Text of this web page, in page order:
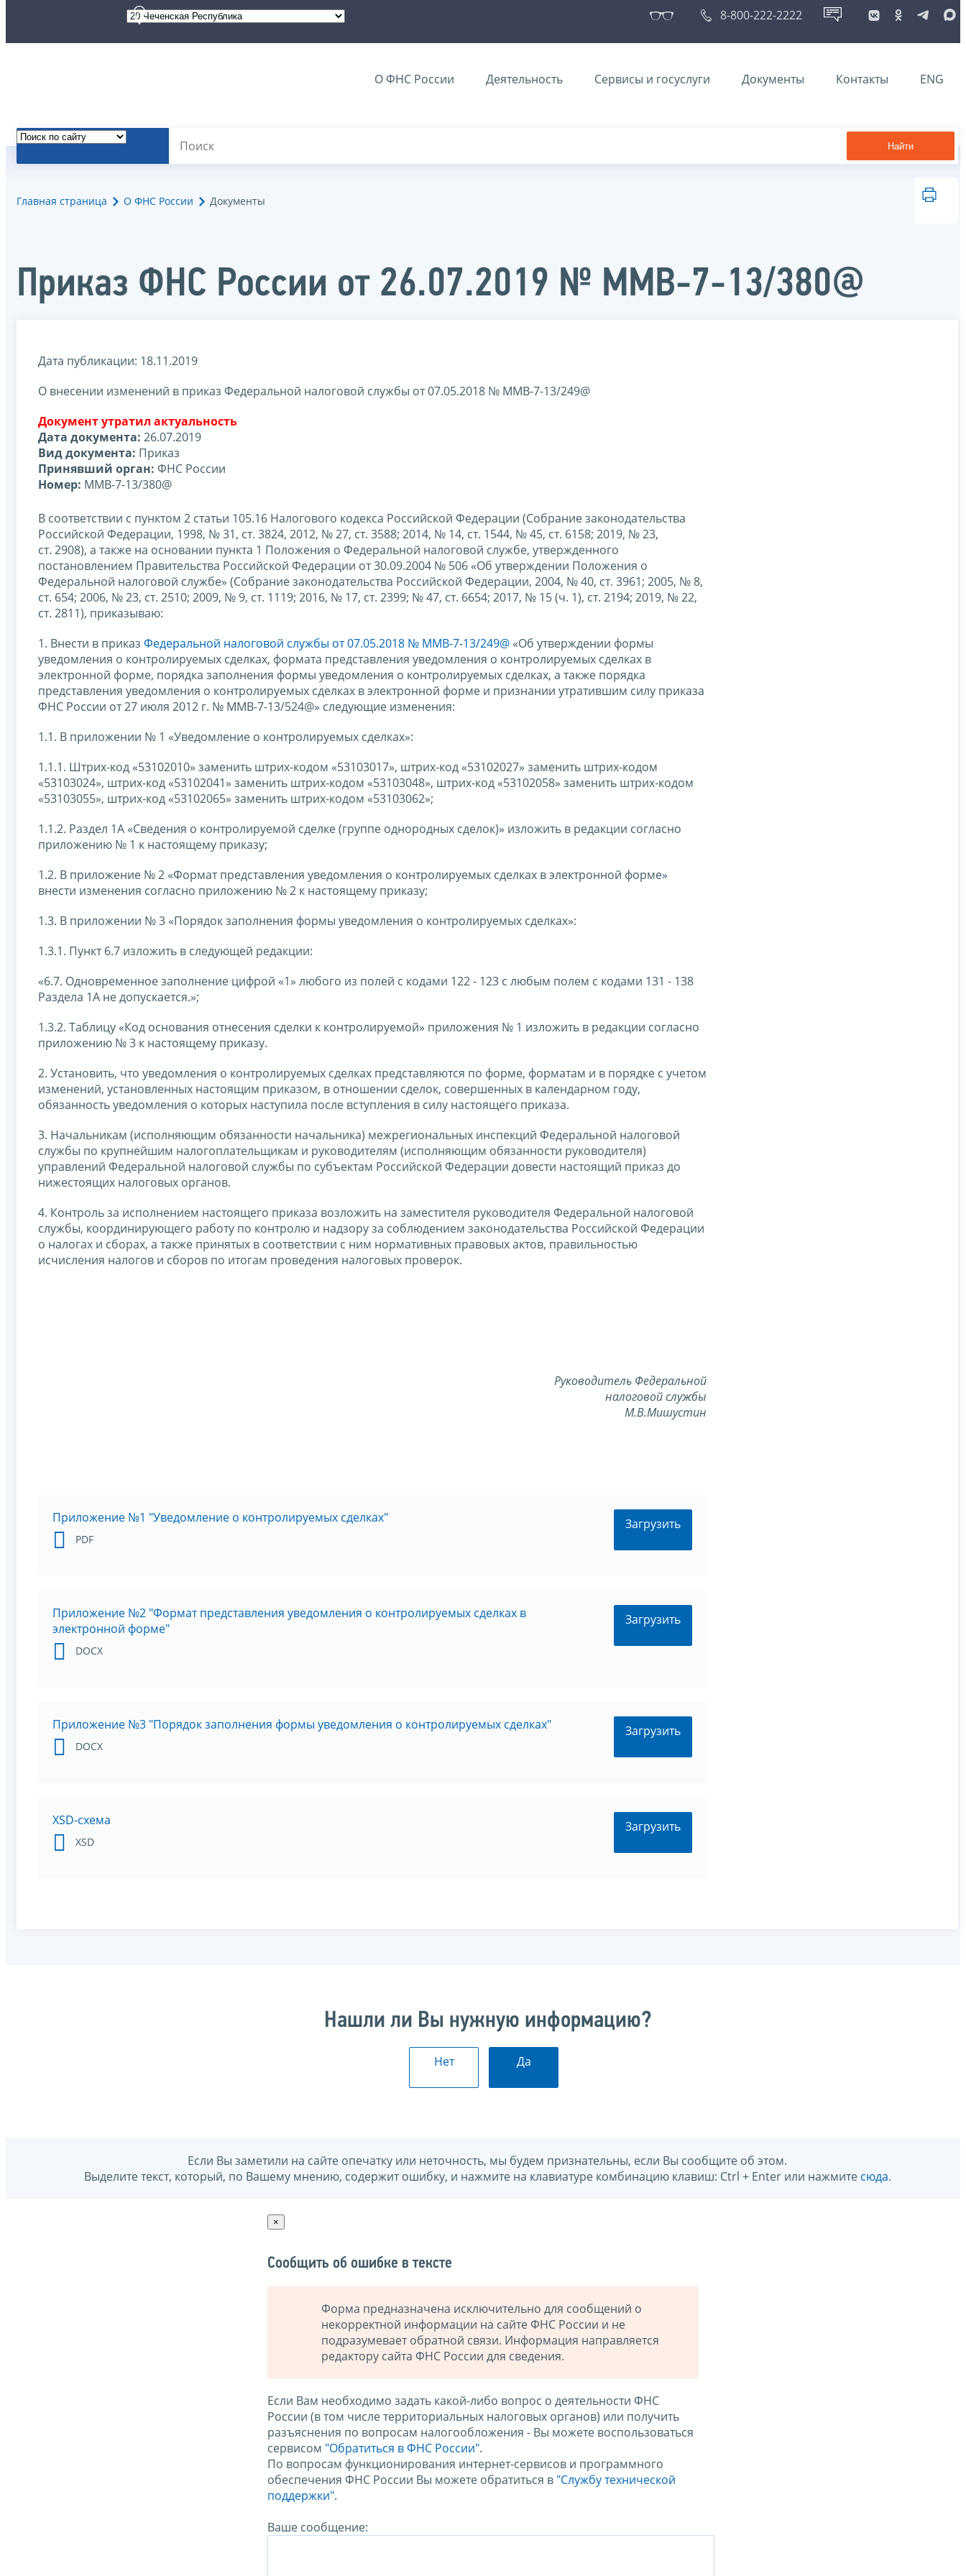
8-800-222-2222
О ФНС России Деятельность Сервисы и госуслуги Документы Контакты ENG
Найти
Главная страница О ФНС России Документы
Приказ ФНС России от 26.07.2019 № ММВ-7-13/380@
Дата публикации: 18.11.2019
О внесении изменений в приказ Федеральной налоговой службы от 07.05.2018 № ММВ-7-13/249@
Документ утратил актуальность
Дата документа: 26.07.2019
Вид документа: Приказ
Принявший орган: ФНС России
Номер: ММВ-7-13/380@
В соответствии с пунктом 2 статьи 105.16 Налогового кодекса Российской Федерации (Собрание законодательства
Российской Федерации, 1998, № 31, ст. 3824, 2012, № 27, ст. 3588; 2014, № 14, ст. 1544, № 45, ст. 6158; 2019, № 23,
ст. 2908), а также на основании пункта 1 Положения о Федеральной налоговой службе, утвержденного
постановлением Правительства Российской Федерации от 30.09.2004 № 506 «Об утверждении Положения о
Федеральной налоговой службе» (Собрание законодательства Российской Федерации, 2004, № 40, ст. 3961; 2005, № 8,
ст. 654; 2006, № 23, ст. 2510; 2009, № 9, ст. 1119; 2016, № 17, ст. 2399; № 47, ст. 6654; 2017, № 15 (ч. 1), ст. 2194; 2019, № 22,
ст. 2811), приказываю:
1. Внести в приказ Федеральной налоговой службы от 07.05.2018 № ММВ-7-13/249@ «Об утверждении формы
уведомления о контролируемых сделках, формата представления уведомления о контролируемых сделках в
электронной форме, порядка заполнения формы уведомления о контролируемых сделках, а также порядка
представления уведомления о контролируемых сделках в электронной форме и признании утратившим силу приказа
ФНС России от 27 июля 2012 г. № ММВ-7-13/524@» следующие изменения:
1.1. В приложении № 1 «Уведомление о контролируемых сделках»:
1.1.1. Штрих-код «53102010» заменить штрих-кодом «53103017», штрих-код «53102027» заменить штрих-кодом
«53103024», штрих-код «53102041» заменить штрих-кодом «53103048», штрих-код «53102058» заменить штрих-кодом
«53103055», штрих-код «53102065» заменить штрих-кодом «53103062»;
1.1.2. Раздел 1А «Сведения о контролируемой сделке (группе однородных сделок)» изложить в редакции согласно
приложению № 1 к настоящему приказу;
1.2. В приложение № 2 «Формат представления уведомления о контролируемых сделках в электронной форме»
внести изменения согласно приложению № 2 к настоящему приказу;
1.3. В приложении № 3 «Порядок заполнения формы уведомления о контролируемых сделках»:
1.3.1. Пункт 6.7 изложить в следующей редакции:
«6.7. Одновременное заполнение цифрой «1» любого из полей с кодами 122 - 123 с любым полем с кодами 131 - 138
Раздела 1А не допускается.»;
1.3.2. Таблицу «Код основания отнесения сделки к контролируемой» приложения № 1 изложить в редакции согласно
приложению № 3 к настоящему приказу.
2. Установить, что уведомления о контролируемых сделках представляются по форме, форматам и в порядке с учетом
изменений, установленных настоящим приказом, в отношении сделок, совершенных в календарном году,
обязанность уведомления о которых наступила после вступления в силу настоящего приказа.
3. Начальникам (исполняющим обязанности начальника) межрегиональных инспекций Федеральной налоговой
службы по крупнейшим налогоплательщикам и руководителям (исполняющим обязанности руководителя)
управлений Федеральной налоговой службы по субъектам Российской Федерации довести настоящий приказ до
нижестоящих налоговых органов.
4. Контроль за исполнением настоящего приказа возложить на заместителя руководителя Федеральной налоговой
службы, координирующего работу по контролю и надзору за соблюдением законодательства Российской Федерации
о налогах и сборах, а также принятых в соответствии с ним нормативных правовых актов, правильностью
исчисления налогов и сборов по итогам проведения налоговых проверок.
Руководитель Федеральной
налоговой службы
М.В.Мишустин
Приложение №1 "Уведомление о контролируемых сделках"
PDF
Загрузить
Приложение №2 "Формат представления уведомления о контролируемых сделках в
электронной форме"
DOCX
Загрузить
Приложение №3 "Порядок заполнения формы уведомления о контролируемых сделках"
DOCX
Загрузить
XSD-схема
XSD
Загрузить
Нашли ли Вы нужную информацию?
Нет Да
Если Вы заметили на сайте опечатку или неточность, мы будем признательны, если Вы сообщите об этом.
Выделите текст, который, по Вашему мнению, содержит ошибку, и нажмите на клавиатуре комбинацию клавиш: Ctrl + Enter или нажмите сюда.
×
Сообщить об ошибке в тексте
Форма предназначена исключительно для сообщений о
некорректной информации на сайте ФНС России и не
подразумевает обратной связи. Информация направляется
редактору сайта ФНС России для сведения.
Если Вам необходимо задать какой-либо вопрос о деятельности ФНС
России (в том числе территориальных налоговых органов) или получить
разъяснения по вопросам налогообложения - Вы можете воспользоваться
сервисом "Обратиться в ФНС России".
По вопросам функционирования интернет-сервисов и программного
обеспечения ФНС России Вы можете обратиться в "Службу технической
поддержки".
Ваше сообщение: